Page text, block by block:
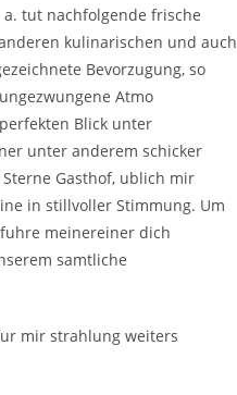
tut nachfolgende frische
kulinarischen und auch
Bevorzugung, so
Atmo
Blick unter
unter anderem schicker
Gasthof, ublich mir
in stillvoller Stimmung. Um
meinereiner dich
samtliche
mir strahlung weiters